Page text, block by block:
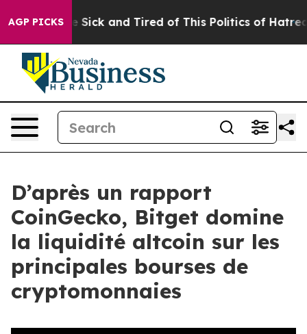
AGP PICKS
Are Sick and Tired of This Politics of Hatred”
D’après un rapport
CoinGecko, Bitget domine
la liquidité altcoin sur les
principales bourses de
cryptomonnaies